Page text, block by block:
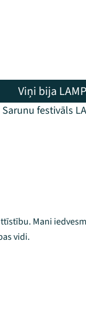
Viņi bija
Sarunu festivāls
Mani
vidi.